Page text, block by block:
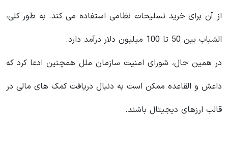
از آن برای خرید تسلیحات نظامی استفاده می کند. به طور کلی،
الشباب بین 50 تا 100 میلیون دلار درآمد دارد.
در همین حال، شورای امنیت سازمان ملل همچنین ادعا کرد که
داعش و القاعده ممکن است به دنبال دریافت کمک‌ های مالی در
قالب ارزهای دیجیتال باشند.